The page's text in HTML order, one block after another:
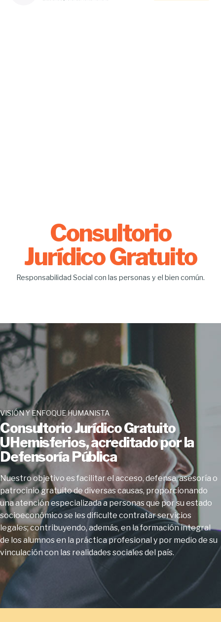
Consultorio
Jurídico Gratuito
Responsabilidad Social con las personas y el bien común.
VISIÓN Y ENFOQUE HUMANISTA
Consultorio Jurídico Gratuito
UHemisferios, acreditado por la
Defensoría Pública
Nuestro objetivo es facilitar el acceso, defensa, asesoría o
patrocinio gratuito de diversas causas, proporcionando
una atención especializada a personas que por su estado
socioeconómico se les dificulte contratar servicios
legales; contribuyendo, además, en la formación integral
de los alumnos en la práctica profesional y por medio de su
vinculación con las realidades sociales del país.